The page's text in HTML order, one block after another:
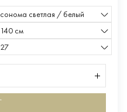
сонома светлая / белый
140 см
27